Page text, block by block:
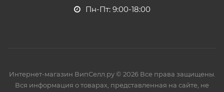
Пн-Пт: 9:00-18:00
Интернет-магазин ВипСелл.ру © 2026 Все права защищены.
Вся информация о товарах, представленная на сайте, не